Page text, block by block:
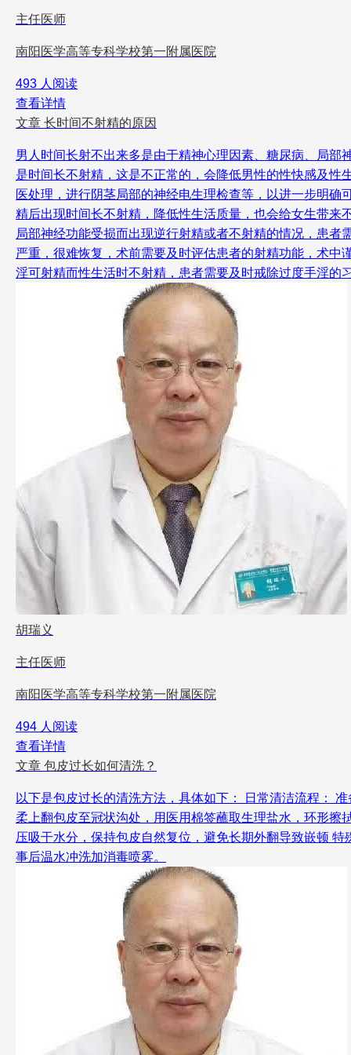
主任医师
南阳医学高等专科学校第一附属医院
493 人阅读
查看详情
文章 长时间不射精的原因
男人时间长射不出来多是由于精神心理因素、糖尿病、局
是时间长不射精，这是不正常的，会降低男性的性快感及
医处理，进行阴茎局部的神经电生理检查等，以进一步明
精后出现时间长不射精，降低性生活质量，也会给女生带
局部神经功能受损而出现逆行射精或者不射精的情况，患
严重，很难恢复，术前需要及时评估患者的射精功能，术
淫可射精而性生活时不射精，患者需要及时戒除过度手淫
胡瑞义
主任医师
南阳医学高等专科学校第一附属医院
494 人阅读
查看详情
文章 包皮过长如何清洗？
以下是包皮过长的清洗方法，具体如下： 日常清洁流程：
柔上翻包皮至冠状沟处，用医用棉签蘸取生理盐水，环形
压吸干水分，保持包皮自然复位，避免长期外翻导致嵌顿
事后温水冲洗加消毒喷雾。